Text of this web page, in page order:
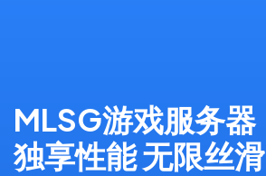
MLSG游戏服务器
独享性能 无限丝滑